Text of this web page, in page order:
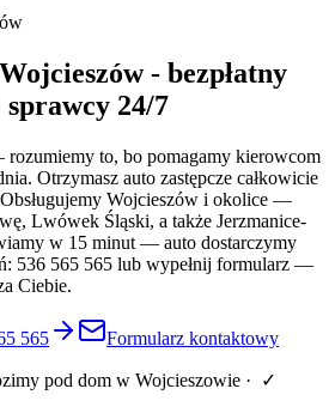
- bezpłatny
sprawcy 24/7
to, bo pomagamy kierowcom
Otrzymasz auto zastępcze całkowicie
Wojcieszów i okolice —
Lwówek Śląski, a także Jerzmanice-
w 15 minut — auto dostarczymy
536 565 565 lub wypełnij formularz —
Ciebie.
565 Formularz kontaktowy
pod dom w Wojcieszowie · ✓